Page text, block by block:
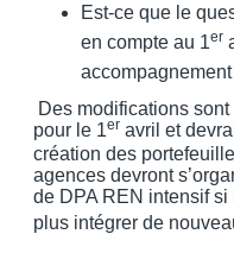
Est-ce que le
en compte au 1er
Des modifications sont
pour le 1er avril et
création des
agences devront
de DPA REN intensif
plus intégrer de